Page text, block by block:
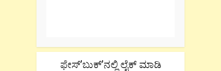
ಫೇಸ್’ಬುಕ್’ನಲ್ಲಿ ಲೈಕ್ ಮಾಡಿ